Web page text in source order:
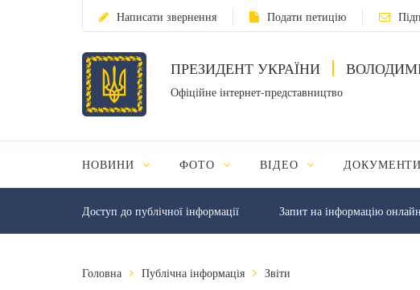
Написати звернення Подати петицію
ПРЕЗИДЕНТ УКРАЇНИ
Офіційне інтернет-представництво
НОВИНИ ФОТО ВІДЕО ДОКУМЕНТИ
Доступ до публічної інформації Запит на інформацію онлайн
Головна Публічна інформація Звіти